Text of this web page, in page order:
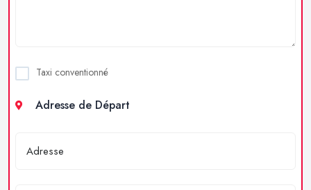
Taxi conventionné
Adresse de Départ